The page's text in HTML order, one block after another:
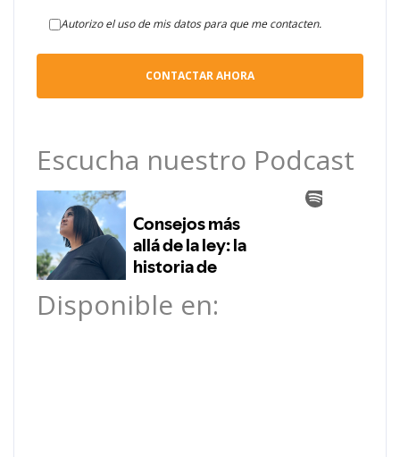
Autorizo el uso de mis datos para que me contacten.
Escucha nuestro Podcast
Disponible en: